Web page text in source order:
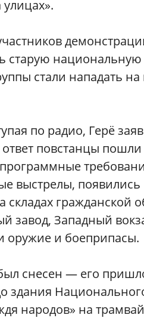
старую
стали нападать
по радио, Герё
ответ повстанцы
выстрелы,
гражданской
завод, Западный
оружие и боеприпасы.
снесен — его
здания
народов» на